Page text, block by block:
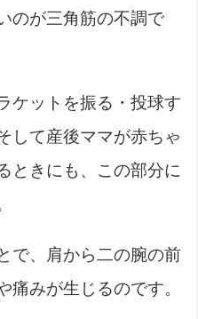
のが三角筋の不調で
ケットを振る・投球す
して産後ママが赤ちゃ
ときにも、この部分に
で、肩から二の腕の前
痛みが生じるのです。